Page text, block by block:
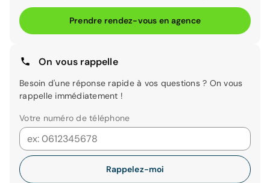
Prendre rendez-vous en agence
On vous rappelle
Besoin d'une réponse rapide à vos questions ? On vous
rappelle immédiatement !
Votre numéro de téléphone
Rappelez-moi